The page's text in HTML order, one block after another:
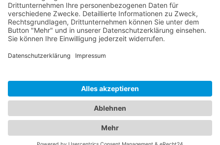
Kontakt
Kunden-Login
Unser Angebot richtet sich ausschließlich an Kunden mit
gewerblicher oder selbständig beruflicher Tätigkeit.
Deutsch| EnglishMade in Munich with love